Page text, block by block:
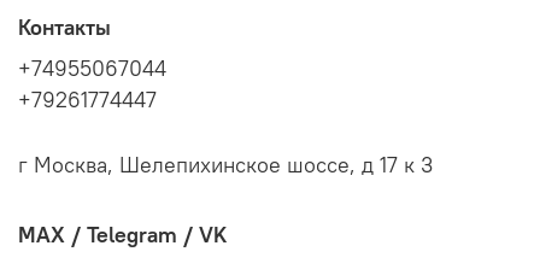
Контакты
+74955067044
+79261774447
г Москва, Шелепихинское шоссе, д 17 к 3
MAX / Telegram / VK